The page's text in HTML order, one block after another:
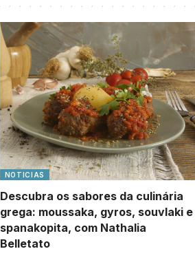
NOTICIAS
Descubra os sabores da culinária
grega: moussaka, gyros, souvlaki e
spanakopita, com Nathalia
Belletato